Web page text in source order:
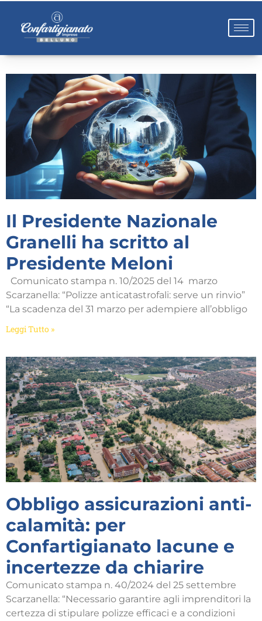
Il Presidente Nazionale
Granelli ha scritto al
Presidente Meloni
Comunicato stampa n. 10/2025 del 14 marzo
Scarzanella: “Polizze anticatastrofali: serve un rinvio”
“La scadenza del 31 marzo per adempiere all’obbligo
Leggi Tutto »
Obbligo assicurazioni anti-
calamità: per
Confartigianato lacune e
incertezze da chiarire
Comunicato stampa n. 40/2024 del 25 settembre
Scarzanella: “Necessario garantire agli imprenditori la
certezza di stipulare polizze efficaci e a condizioni